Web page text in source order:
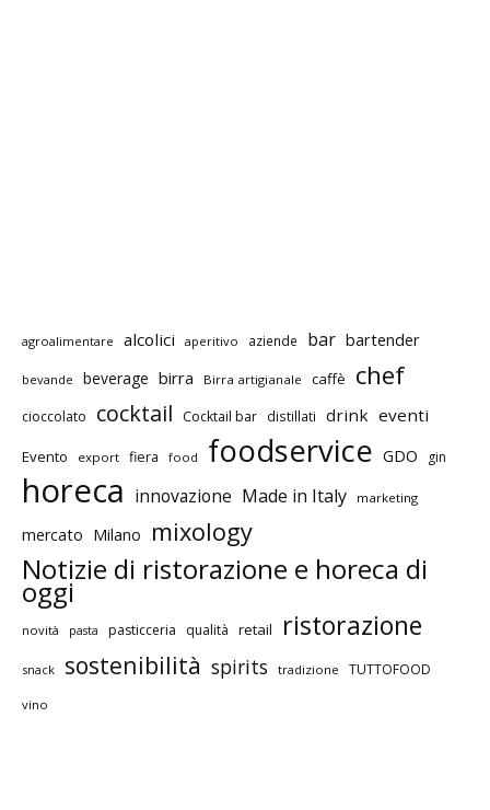
agroalimentare alcolici aperitivo aziende bar bartender
bevande beverage birra Birra artigianale caffè chef
cioccolato cocktail Cocktail bar distillati drink eventi
Evento export fiera food foodservice GDO gin
horeca innovazione Made in Italy marketing
mercato Milano mixology
Notizie di ristorazione e horeca di
oggi
novità pasta pasticceria qualità retail ristorazione
snack sostenibilità spirits tradizione TUTTOFOOD
vino